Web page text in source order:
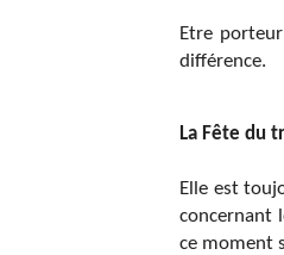
Etre
différence.
La Fête du
Elle est
concernant
ce moment